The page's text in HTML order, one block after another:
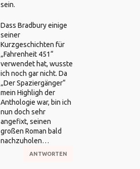
sein.
Dass Bradbury einige
seiner
Kurzgeschichten für
„Fahrenheit 451“
verwendet hat, wusste
ich noch gar nicht. Da
„Der Spaziergänger“
mein Highligh der
Anthologie war, bin ich
nun doch sehr
angefixt, seinen
großen Roman bald
nachzuholen…
ANTWORTEN